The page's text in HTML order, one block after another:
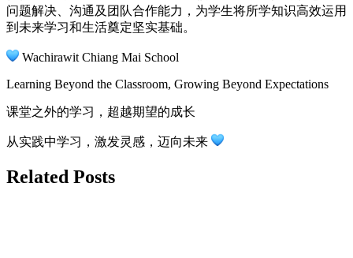
问题解决、沟通及团队合作能力，为学生将所学知识高效运用
到未来学习和生活奠定坚实基础。
Wachirawit Chiang Mai School
Learning Beyond the Classroom, Growing Beyond Expectations
课堂之外的学习，超越期望的成长
从实践中学习，激发灵感，迈向未来
Related Posts